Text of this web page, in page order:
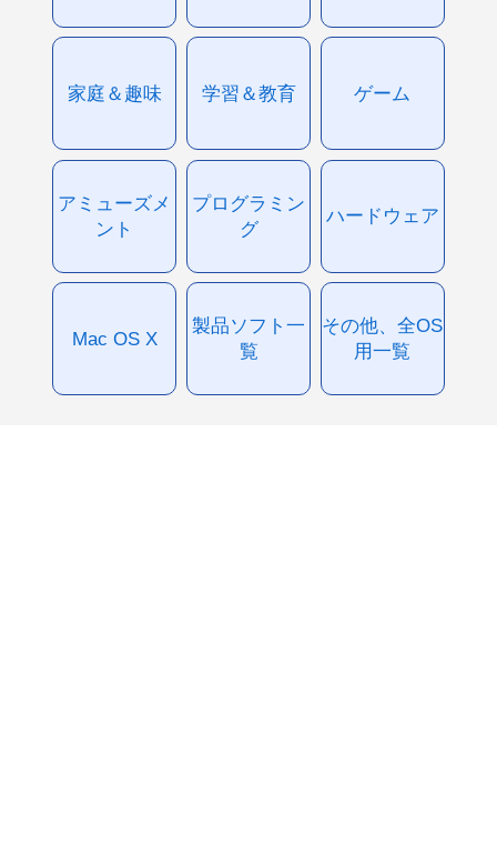
家庭＆趣味 学習＆教育 ゲーム
アミューズメ
ント
プログラミン
グ
ハードウェア
Mac OS X
製品ソフト一
覧
その他、全OS
用一覧